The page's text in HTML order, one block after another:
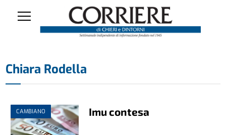
Chiara Rodella
CAMBIANO Imu contesa